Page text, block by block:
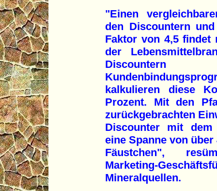
"Einen
den Discountern
Faktor von 4,5 findet
der
kalkulieren diese
Prozent. Mit den
zurückgebrachten
Discounter mit dem
eine Spanne von
Fäustchen",
Marketing-
Mineralquellen.